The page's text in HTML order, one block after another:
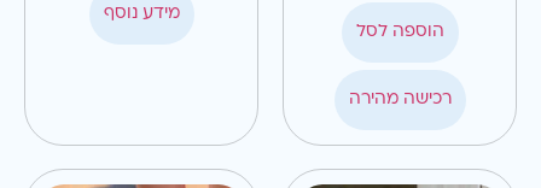
הוספה לסל
רכישה מהירה
מידע נוסף